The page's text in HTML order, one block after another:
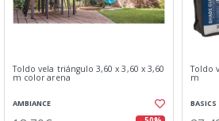
Toldo vela triángulo 3,60 x 3,60 x 3,60
m color arena
AMBIANCE
Toldo
m
BASICS